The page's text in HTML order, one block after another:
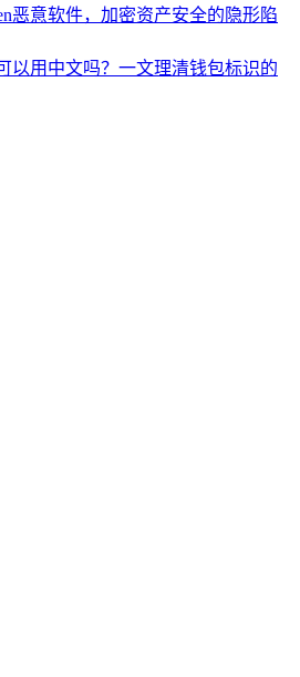
恶意软件，加密资产安全的隐形陷
以用中文吗？一文理清钱包标识的